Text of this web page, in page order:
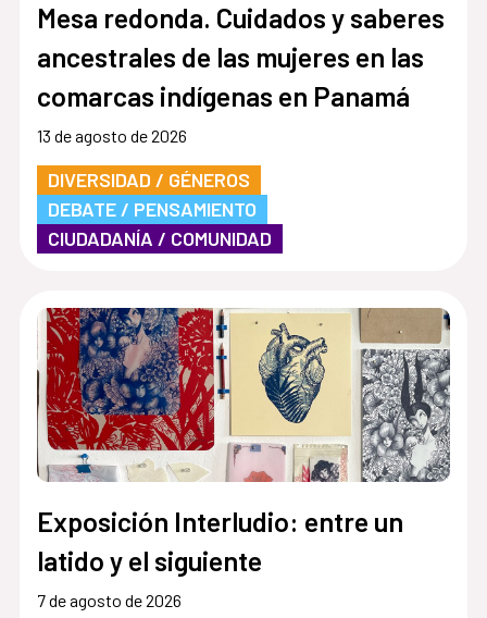
Mesa redonda. Cuidados y saberes
ancestrales de las mujeres en las
comarcas indígenas en Panamá
13 de agosto de 2026
DIVERSIDAD / GÉNEROS
DEBATE / PENSAMIENTO
CIUDADANÍA / COMUNIDAD
Exposición Interludio: entre un
latido y el siguiente
7 de agosto de 2026